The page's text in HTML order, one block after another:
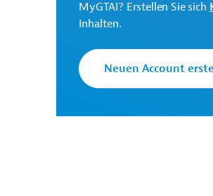
Frankreich Schul-,
MyGTAI? Erstellen Sie sich
Inhalten.
Neuen Account